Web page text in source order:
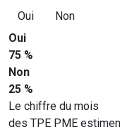
Oui
Non
Oui
75 %
Non
25 %
Le chiffre du mois
des TPE PME